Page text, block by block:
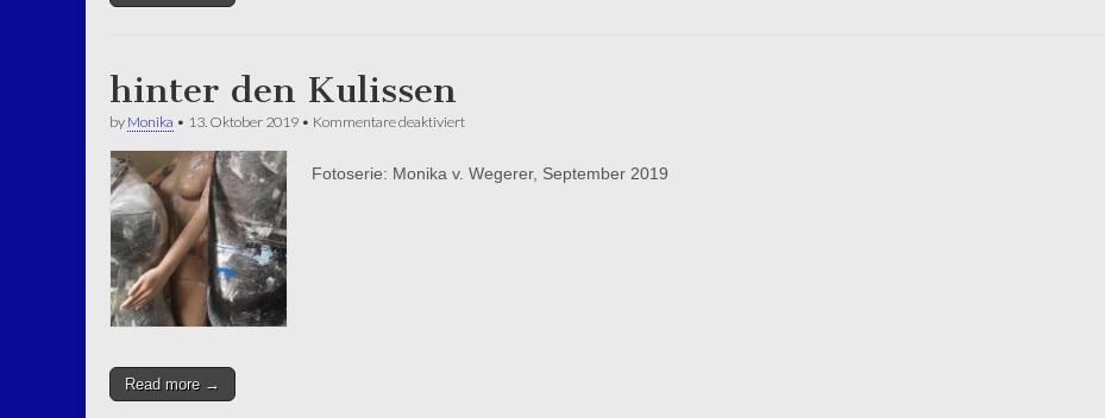
hinter den Kulissen
by Monika • 13. Oktober 2019 • Kommentare deaktiviertfür
Kulissen
Fotoserie: Monika v. Wegerer, September 2019
Read more →